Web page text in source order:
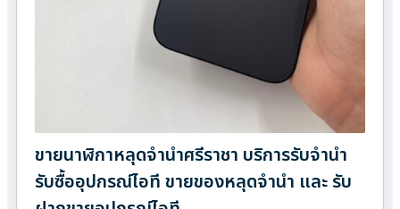
ขายนาฬิกาหลุดจำนำศรีราชา บริการรับจำนำ
รับซื้ออุปกรณ์ไอที ขายของหลุดจำนำ และ รับ